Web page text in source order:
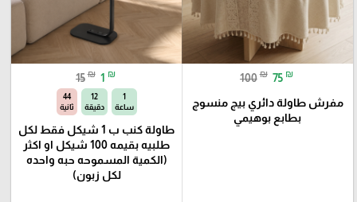
100 ₪ 75 ₪
مفرش طاولة دائري بيج منسوج
بطابع بوهيمي
15 ₪ 1 ₪
1
ساعة
12
دقيقة
41
ثانية
طاولة كنب ب 1 شيكل فقط لكل
طلبيه بقيمه 100 شيكل او اكثر
(الكمية المسموحه حبه واحده
لكل زبون)